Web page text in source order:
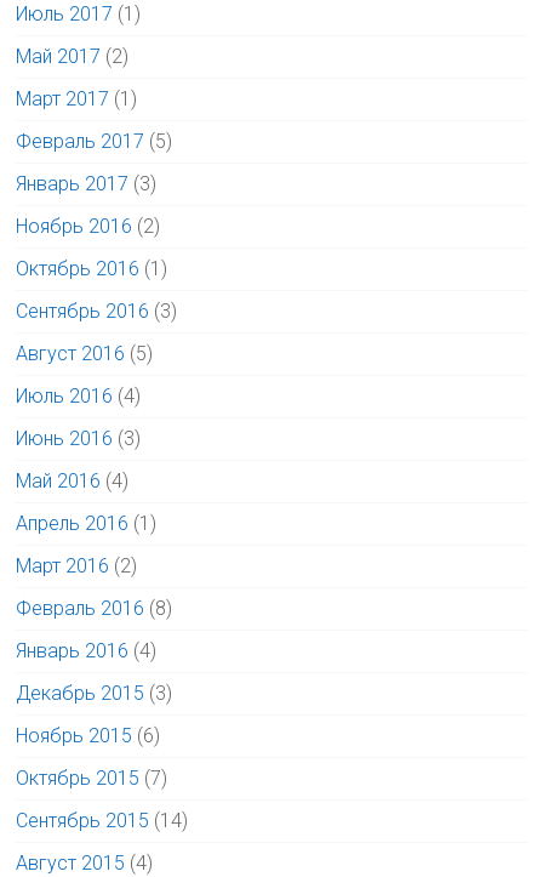
Июль 2017 (1)
Май 2017 (2)
Март 2017 (1)
Февраль 2017 (5)
Январь 2017 (3)
Ноябрь 2016 (2)
Октябрь 2016 (1)
Сентябрь 2016 (3)
Август 2016 (5)
Июль 2016 (4)
Июнь 2016 (3)
Май 2016 (4)
Апрель 2016 (1)
Март 2016 (2)
Февраль 2016 (8)
Январь 2016 (4)
Декабрь 2015 (3)
Ноябрь 2015 (6)
Октябрь 2015 (7)
Сентябрь 2015 (14)
Август 2015 (4)